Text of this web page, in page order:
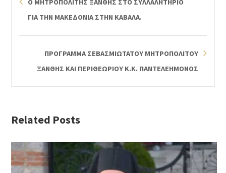
Ο ΜΗΤΡΟΠΟΛΙΤΗΣ ΞΑΝΘΗΣ ΣΤΟ ΣΥΛΛΑΛΗΤΗΡΙΟ
ΓΙΑ ΤΗΝ ΜΑΚΕΔΟΝΙΑ ΣΤΗΝ ΚΑΒΑΛΑ.
ΠΡΟΓΡΑΜΜΑ ΣΕΒΑΣΜΙΩΤΑΤΟΥ ΜΗΤΡΟΠΟΛΙΤΟΥ
ΞΑΝΘΗΣ ΚΑΙ ΠΕΡΙΘΕΩΡΙΟΥ Κ.Κ. ΠΑΝΤΕΛΕΗΜΟΝΟΣ
Related Posts